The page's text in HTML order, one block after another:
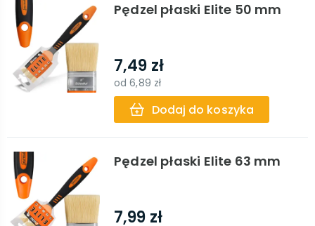
Pędzel płaski Elite 50 mm
7,49 zł
od6,89 zł
Dodaj do koszyka
Pędzel płaski Elite 63 mm
7,99 zł